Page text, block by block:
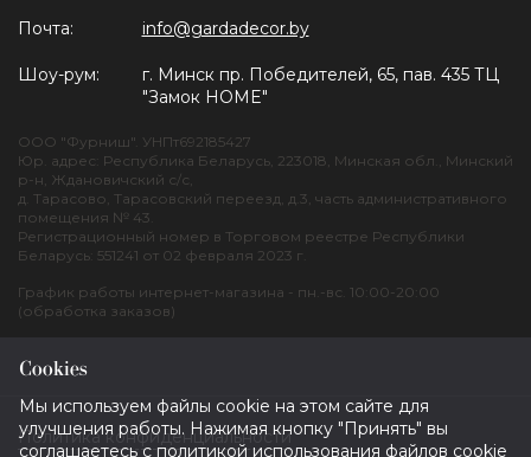
Почта: info@gardadecor.by
Шоу-рум:
г. Минск пр. Победителей, 65, пав. 435 ТЦ
"Замок HOME"
ООО "Фурниш". УНПт692185427
Юр. адрес: Республика Беларусь, 223018, Минская обл., Минский
р-н, Ждановичский с/с,
д. Тарасово, Тарасовский переезд, д.3, часть административного
помещения № 43.
Регистрационный номер в Торговом реестре Республики
Беларусь: 551241 от 02 февраля 2023 г.
График работы интернет-магазина - пн.-вс. 10:00-20:00
(обработка заказов)
Политика конфиденциальности
Cookies
Мы используем файлы cookie на этом сайте для
улучшения работы. Нажимая кнопку "Принять" вы
соглашаетесь с политикой использования файлов cookie